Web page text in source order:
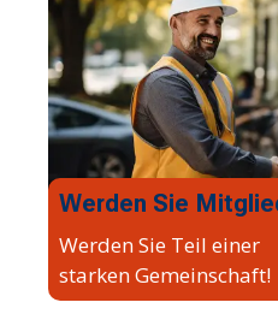
Werden Sie
Werden Sie Teil einer
starken Gemeinschaft!